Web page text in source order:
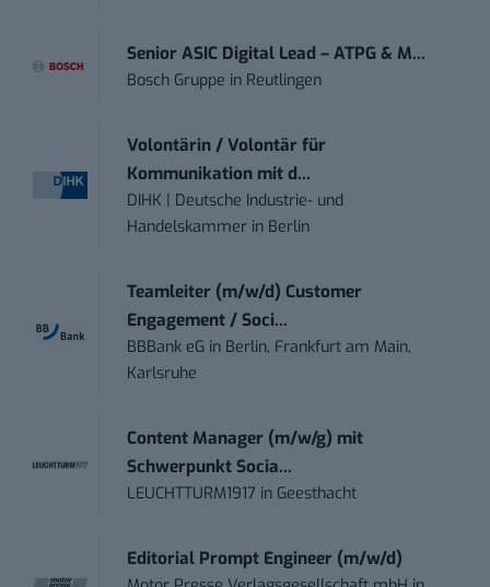
Senior ASIC Digital Lead – ATPG & M...
Bosch Gruppe in Reutlingen
Volontärin / Volontär für
Kommunikation mit d...
DIHK | Deutsche Industrie- und
Handelskammer in Berlin
Teamleiter (m/w/d) Customer
Engagement / Soci...
BBBank eG in Berlin, Frankfurt am Main,
Karlsruhe
Content Manager (m/w/g) mit
Schwerpunkt Socia...
LEUCHTTURM1917 in Geesthacht
Editorial Prompt Engineer (m/w/d)